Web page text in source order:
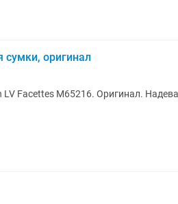
сумки, оригинал
M65216. Оригинал. Надевался 1 раз.